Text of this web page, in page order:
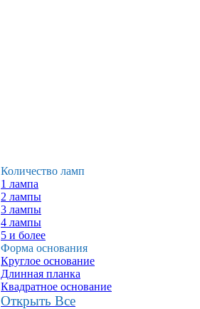
Количество ламп
1 лампа
2 лампы
3 лампы
4 лампы
5 и более
Форма основания
Круглое основание
Длинная планка
Квадратное основание
Открыть Все